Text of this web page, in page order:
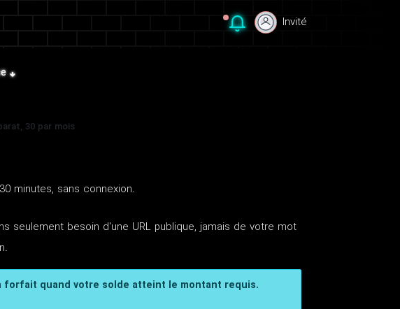
Invité
30 par mois
minutes, sans connexion.
seulement besoin d'une URL publique, jamais de votre mot
quand votre solde atteint le montant requis.